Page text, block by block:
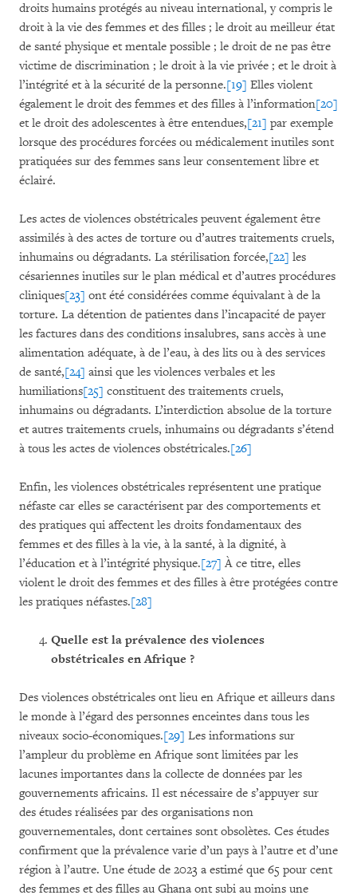
droits humains protégés au niveau international, y compris le
droit à la vie des femmes et des filles ; le droit au meilleur état
de santé physique et mentale possible ; le droit de ne pas être
victime de discrimination ; le droit à la vie privée ; et le droit à
l’intégrité et à la sécurité de la personne.[19] Elles violent
également le droit des femmes et des filles à l’information[20]
et le droit des adolescentes à être entendues,[21] par exemple
lorsque des procédures forcées ou médicalement inutiles sont
pratiquées sur des femmes sans leur consentement libre et
éclairé.
Les actes de violences obstétricales peuvent également être
assimilés à des actes de torture ou d’autres traitements cruels,
inhumains ou dégradants. La stérilisation forcée,[22] les
césariennes inutiles sur le plan médical et d’autres procédures
cliniques[23] ont été considérées comme équivalant à de la
torture. La détention de patientes dans l’incapacité de payer
les factures dans des conditions insalubres, sans accès à une
alimentation adéquate, à de l’eau, à des lits ou à des services
de santé,[24] ainsi que les violences verbales et les
humiliations[25] constituent des traitements cruels,
inhumains ou dégradants. L’interdiction absolue de la torture
et autres traitements cruels, inhumains ou dégradants s’étend
à tous les actes de violences obstétricales.[26]
Enfin, les violences obstétricales représentent une pratique
néfaste car elles se caractérisent par des comportements et
des pratiques qui affectent les droits fondamentaux des
femmes et des filles à la vie, à la santé, à la dignité, à
l’éducation et à l’intégrité physique.[27] À ce titre, elles
violent le droit des femmes et des filles à être protégées contre
les pratiques néfastes.[28]
Quelle est la prévalence des violences
obstétricales en Afrique ?
Des violences obstétricales ont lieu en Afrique et ailleurs dans
le monde à l’égard des personnes enceintes dans tous les
niveaux socio-économiques.[29] Les informations sur
l’ampleur du problème en Afrique sont limitées par les
lacunes importantes dans la collecte de données par les
gouvernements africains. Il est nécessaire de s’appuyer sur
des études réalisées par des organisations non
gouvernementales, dont certaines sont obsolètes. Ces études
confirment que la prévalence varie d’un pays à l’autre et d’une
région à l’autre. Une étude de 2023 a estimé que 65 pour cent
des femmes et des filles au Ghana ont subi au moins une